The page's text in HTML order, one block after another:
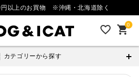
以上のお買物 ※沖縄・北海道除く
favorite_outline 0
shopping_cart
カテゴリーから探す